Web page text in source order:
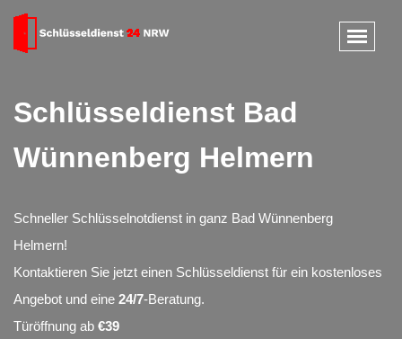
Schlüsseldienst Bad
Wünnenberg Helmern
Schneller Schlüsselnotdienst in ganz Bad Wünnenberg
Helmern!
Kontaktieren Sie jetzt einen Schlüsseldienst für ein kostenloses
Angebot und eine 24/7-Beratung.
Türöffnung ab €39